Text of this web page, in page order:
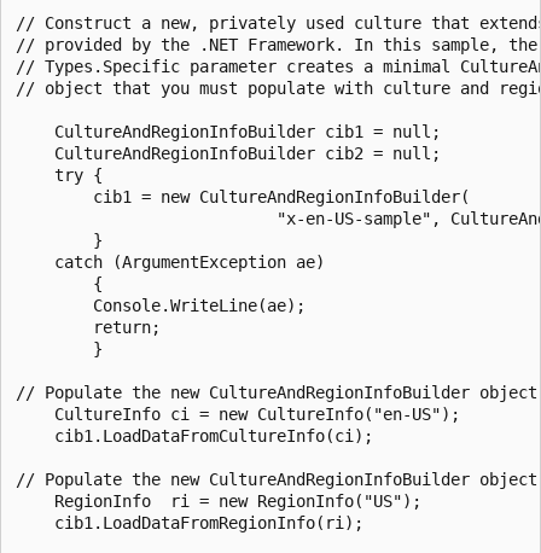
// Construct a new, privately used culture that
// provided by the .NET Framework. In this sample, the
// Types.Specific parameter creates a minimal
// object that you must populate with culture and
    CultureAndRegionInfoBuilder cib1 = null;
    CultureAndRegionInfoBuilder cib2 = null;
    try {
        cib1 = new CultureAndRegionInfoBuilder(
"x-en-US-sample",
        }
    catch (ArgumentException ae)
        {
        Console.WriteLine(ae);
        return;
        }
// Populate the new CultureAndRegionInfoBuilder
    CultureInfo ci = new CultureInfo("en-US");
    cib1.LoadDataFromCultureInfo(ci);
// Populate the new CultureAndRegionInfoBuilder
    RegionInfo  ri = new RegionInfo("US");
    cib1.LoadDataFromRegionInfo(ri);